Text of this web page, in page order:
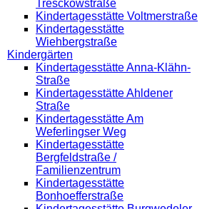
Tresckowstraße
Kindertagesstätte Voltmerstraße
Kindertagesstätte
Wiehbergstraße
Kindergärten
Kindertagesstätte Anna-Klähn-
Straße
Kindertagesstätte Ahldener
Straße
Kindertagesstätte Am
Weferlingser Weg
Kindertagesstätte
Bergfeldstraße /
Familienzentrum
Kindertagesstätte
Bonhoefferstraße